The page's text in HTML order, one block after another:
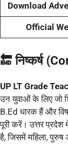
Download
Official
🔚 निष्कर्ष
UP LT Grade
उन युवाओं के लिए जो
B.Ed धारक हैं और
पूरी करें। उत्तर प्रदेश
है, जिसमें महिला, पुरुष